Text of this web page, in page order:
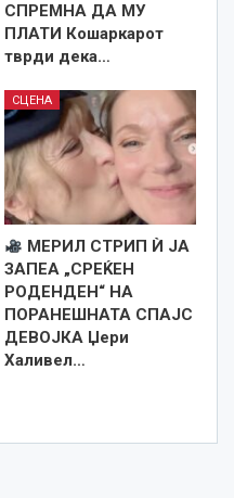
СПРЕМНА ДА МУ
ПЛАТИ Кошаркарот
тврди дека…
СЦЕНА
МЕРИЛ СТРИП Ѝ ЈА
ЗАПЕА „СРЕЌЕН
РОДЕНДЕН“ НА
ПОРАНЕШНАТА СПАЈС
ДЕВОЈКА Џери
Халивел…